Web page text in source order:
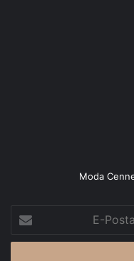
Moda
Posta
adresinizi